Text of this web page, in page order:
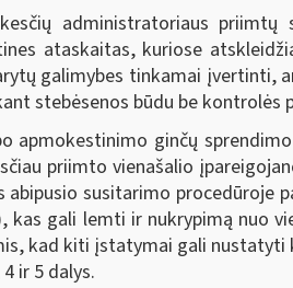
administratoriaus
ataskaitas, kuriose
galimybes tinkamai įvertinti,
stebėsenos būdu be kontrolės
ginčų
priimto vienašalio
susitarimo
kas gali lemti ir nukrypimą nuo
kad kiti įstatymai gali
ir 5 dalys.